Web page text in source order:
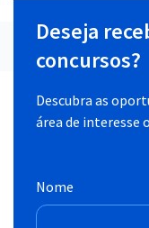
Deseja
concursos?
Descubra as
área de interesse
Nome